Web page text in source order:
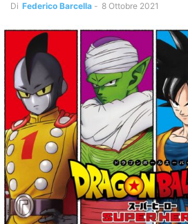
Di Federico Barcella - 8 Ottobre 2021